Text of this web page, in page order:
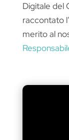
Digitale del
raccontato
merito al